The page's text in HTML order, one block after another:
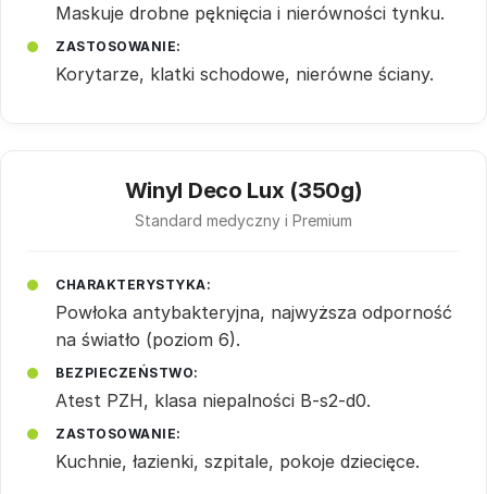
Maskuje drobne pęknięcia i nierówności tynku.
ZASTOSOWANIE:
Korytarze, klatki schodowe, nierówne ściany.
Winyl Deco Lux (350g)
Standard medyczny i Premium
CHARAKTERYSTYKA:
Powłoka antybakteryjna, najwyższa odporność
na światło (poziom 6).
BEZPIECZEŃSTWO:
Atest PZH, klasa niepalności B-s2-d0.
ZASTOSOWANIE:
Kuchnie, łazienki, szpitale, pokoje dziecięce.